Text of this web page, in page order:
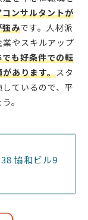
ンサルタントが
強みです。人材派
やスキルアップ
でも好条件での転
あります。スタ
ているので、平
。
協和ビル9